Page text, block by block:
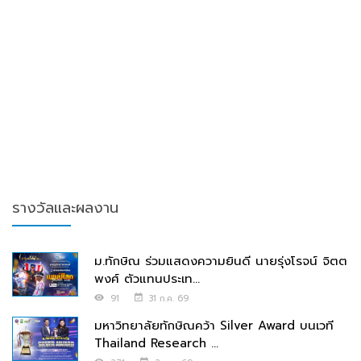
รางวัลและผลงาน
ม.ทักษิณ ร่วมแสดงความยินดี นายรุ่งโรจน์ จิตต
พงศ์ ตัวแทนประเท...
91 31 ก.ค. 69
มหาวิทยาลัยทักษิณคว้า Silver Award บนเวที
Thailand Research ...